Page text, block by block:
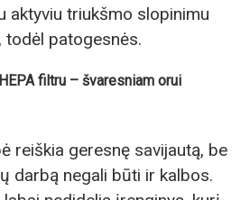
aktyviu triukšmo slopinimu
todėl patogesnės.
filtru – švaresniam orui
reiškia geresnę savijautą, be
darbą negali būti ir kalbos.